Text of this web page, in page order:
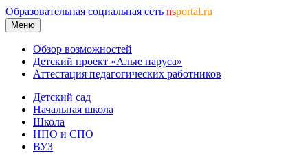
Образовательная социальная сеть nsportal.ru
Меню
Обзор возможностей
Детский проект «Алые паруса»
Аттестация педагогических работников
Детский сад
Начальная школа
Школа
НПО и СПО
ВУЗ